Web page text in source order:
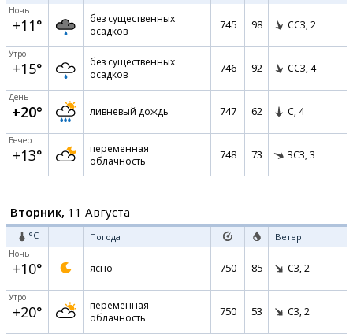
Ночь
+11°
без существенных
осадков
745 98 ССЗ, 2
Утро
+15°
без существенных
осадков
746 92 ССЗ, 4
День
+20° ливневый дождь 747 62 С, 4
Вечер
+13°
переменная
облачность
748 73 ЗСЗ, 3
Вторник, 11 Августа
°C Погода Ветер
Ночь
+10° ясно 750 85 СЗ, 2
Утро
+20°
переменная
облачность
750 53 СЗ, 2